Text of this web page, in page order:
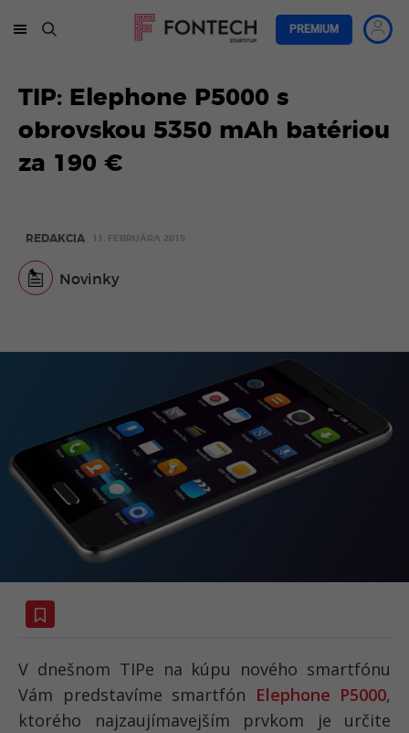
PREMIUM
TIP: Elephone P5000 s
obrovskou 5350 mAh batériou
za 190 €
REDAKCIA 11. FEBRUÁRA 2015
Novinky
V dnešnom TIPe na kúpu nového smartfónu
Vám predstavíme smartfón Elephone P5000,
ktorého najzaujímavejším prvkom je určite